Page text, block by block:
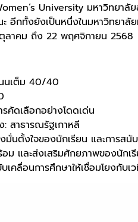
University มหาวิทยาลัย
ะ อีกทั้งยังเป็นหนึ่งในมหาวิทย
ตุลาคม ถึง 22 พฤศจิกายน 2568
นเต็ม 40/40
ดเลือกอย่างโดดเด่น
: สาธารณรัฐเกาหลี
มั่นตั้งใจของนักเรียน และการส
และส่งเสริมศักยภาพของนักเ
คลื่อนการศึกษาให้เชื่อมโยงกับเ